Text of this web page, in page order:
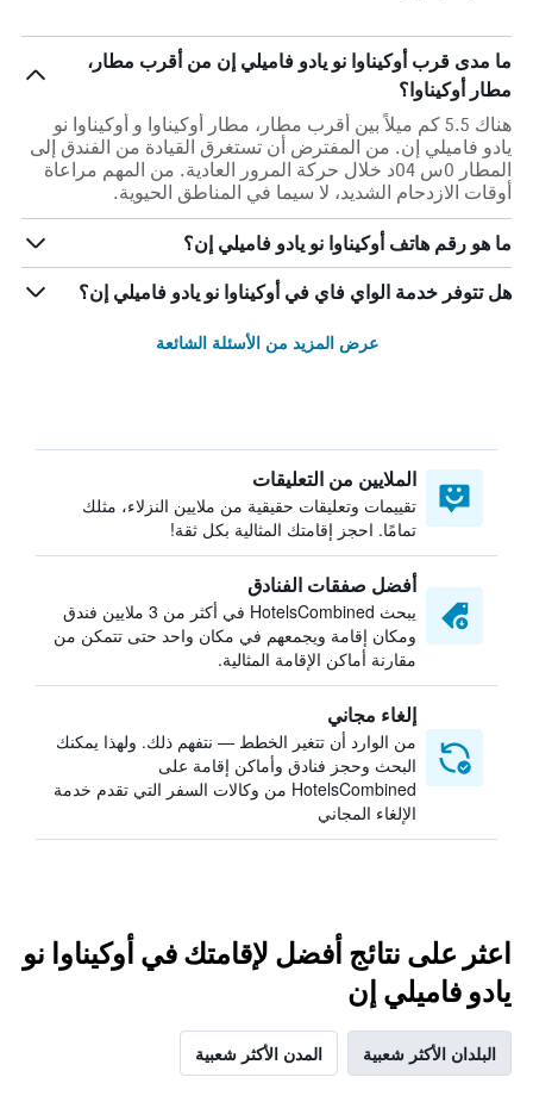
ما مدى قرب أوكيناوا نو يادو فاميلي إن من أقرب مطار،
مطار أوكيناوا؟
هناك 5.5 كم ميلاً بين أقرب مطار، مطار أوكيناوا و أوكيناوا نو
يادو فاميلي إن. من المفترض أن تستغرق القيادة من الفندق إلى
المطار 0س 04د خلال حركة المرور العادية. من المهم مراعاة
أوقات الازدحام الشديد، لا سيما في المناطق الحيوية.
ما هو رقم هاتف أوكيناوا نو يادو فاميلي إن؟
هل تتوفر خدمة الواي فاي في أوكيناوا نو يادو فاميلي إن؟
عرض المزيد من الأسئلة الشائعة
الملايين من التعليقات
تقييمات وتعليقات حقيقية من ملايين النزلاء، مثلك
تمامًا. احجز إقامتك المثالية بكل ثقة!
أفضل صفقات الفنادق
يبحث HotelsCombined في أكثر من 3 ملايين فندق
ومكان إقامة ويجمعهم في مكان واحد حتى تتمكن من
مقارنة أماكن الإقامة المثالية.
إلغاء مجاني
من الوارد أن تتغير الخطط — نتفهم ذلك. ولهذا يمكنك
البحث وحجز فنادق وأماكن إقامة على
HotelsCombined من وكالات السفر التي تقدم خدمة
الإلغاء المجاني
اعثر على نتائج أفضل لإقامتك في أوكيناوا نو
يادو فاميلي إن
البلدان الأكثر شعبية المدن الأكثر شعبية